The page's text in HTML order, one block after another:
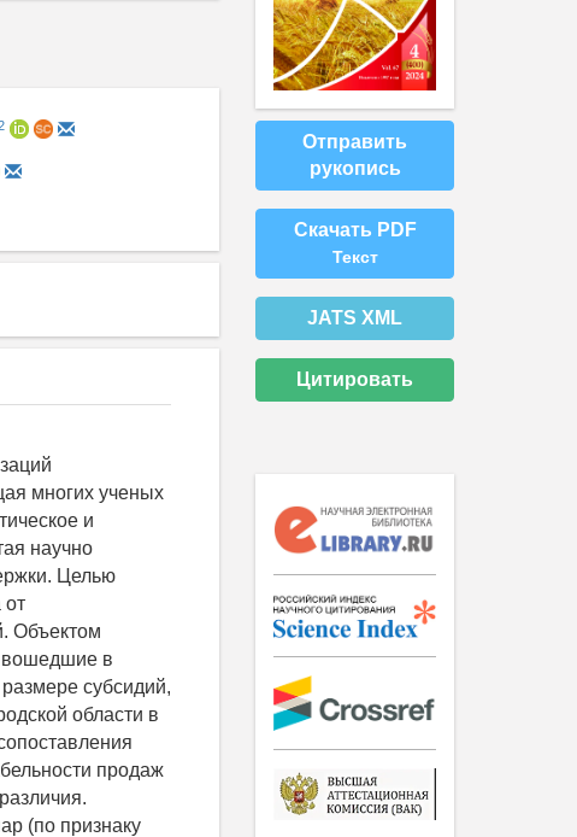
многих ученых
и
научно
Целью
от
Объектом
вошедшие в
субсидий,
области в
продаж
(по признаку
Отправить
рукопись
Скачать PDF
Текст
JATS XML
Цитировать